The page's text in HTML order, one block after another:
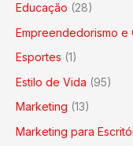
Educação (28)
Empreendedorismo e
Esportes (1)
Estilo de Vida (95)
Marketing (13)
Marketing para